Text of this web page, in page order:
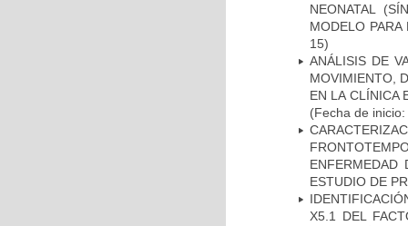
NEONATAL
MODELO
15)
ANÁLISIS DE
MOVIMIENTO,
EN LA CLÍNICA
(Fecha de
ENFERMEDAD
ESTUDIO DE
X5.1 DEL